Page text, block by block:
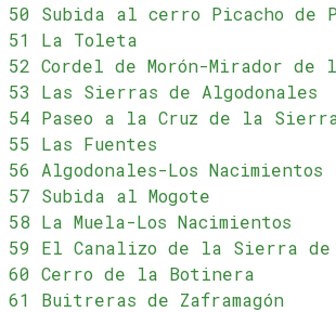
50 Subida al cerro Picacho de
51 La Toleta
52 Cordel de Morón-Mirador de
53 Las Sierras de Algodonales
54 Paseo a la Cruz de la
55 Las Fuentes
56 Algodonales-Los Nacimientos
57 Subida al Mogote
58 La Muela-Los Nacimientos
59 El Canalizo de la Sierra
60 Cerro de la Botinera
61 Buitreras de Zaframagón